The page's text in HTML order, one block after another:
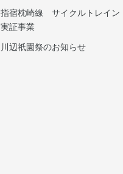
指宿枕崎線 サイクルトレイン
実証事業
川辺祇園祭のお知らせ